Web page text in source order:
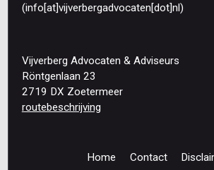
(info[at]vijverbergadvocaten[dot]nl)
Vijverberg Advocaten & Adviseurs
Röntgenlaan 23
2719 DX Zoetermeer
routebeschrijving
Home Contact